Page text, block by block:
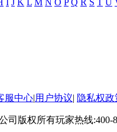
I J K L M N O P Q R S T U
服中心|用户协议| 隐私权政
司版权所有玩家热线:400-